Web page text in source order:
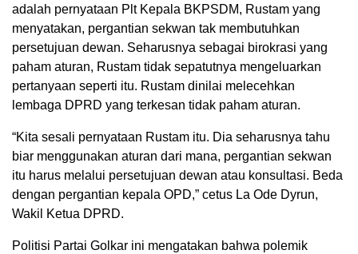
adalah pernyataan Plt Kepala BKPSDM, Rustam yang
menyatakan, pergantian sekwan tak membutuhkan
persetujuan dewan. Seharusnya sebagai birokrasi yang
paham aturan, Rustam tidak sepatutnya mengeluarkan
pertanyaan seperti itu. Rustam dinilai melecehkan
lembaga DPRD yang terkesan tidak paham aturan.
“Kita sesali pernyataan Rustam itu. Dia seharusnya tahu
biar menggunakan aturan dari mana, pergantian sekwan
itu harus melalui persetujuan dewan atau konsultasi. Beda
dengan pergantian kepala OPD,” cetus La Ode Dyrun,
Wakil Ketua DPRD.
Politisi Partai Golkar ini mengatakan bahwa polemik